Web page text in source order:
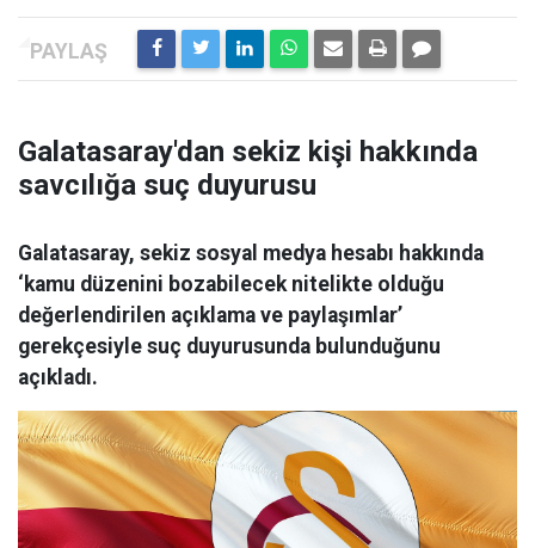
Galatasaray'dan sekiz kişi hakkında
savcılığa suç duyurusu
Galatasaray, sekiz sosyal medya hesabı hakkında
‘kamu düzenini bozabilecek nitelikte olduğu
değerlendirilen açıklama ve paylaşımlar’
gerekçesiyle suç duyurusunda bulunduğunu
açıkladı.